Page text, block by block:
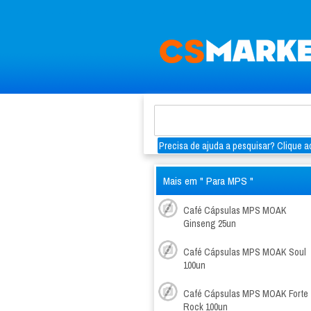
Precisa de ajuda a pesquisar? Clique
Mais em " Para MPS "
Café Cápsulas MPS MOAK
Ginseng 25un
Café Cápsulas MPS MOAK Soul
100un
Café Cápsulas MPS MOAK Forte
Rock 100un